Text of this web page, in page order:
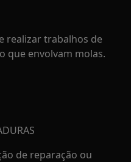
realizar trabalhos de
que envolvam molas.
de reparação ou